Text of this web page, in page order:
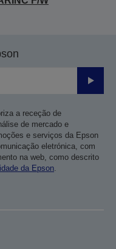
Enviar
a receção de
de mercado e
e serviços da Epson
eletrónica, com
na web, como descrito
da Epson.